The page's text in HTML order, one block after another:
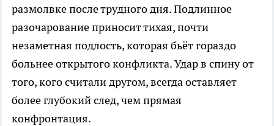
размолвке после трудного дня. Подлинное
разочарование приносит тихая, почти
незаметная подлость, которая бьёт гораздо
больнее открытого конфликта. Удар в спину от
того, кого считали другом, всегда оставляет
более глубокий след, чем прямая
конфронтация.